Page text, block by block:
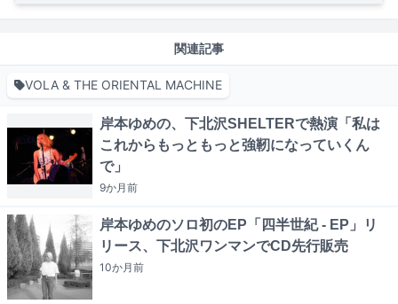
関連記事
VOLA & THE ORIENTAL MACHINE
岸本ゆめの、下北沢SHELTERで熱演「私は
これからもっともっと強靭になっていくん
で」
9か月前
岸本ゆめのソロ初のEP「四半世紀 - EP」リ
リース、下北沢ワンマンでCD先行販売
10か月前